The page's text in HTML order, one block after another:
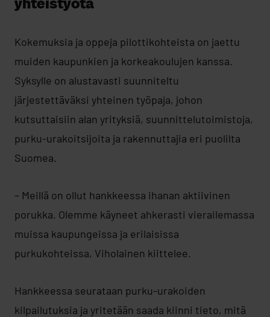
yhteistyötä
Kokemuksia ja oppeja pilottikohteista on jaettu
muiden kaupunkien ja korkeakoulujen kanssa.
Syksylle on alustavasti suunniteltu
järjestettäväksi yhteinen työpaja, johon
kutsuttaisiin alan yrityksiä, suunnittelutoimistoja,
purku-urakoitsijoita ja rakennuttajia eri puolilta
Suomea.
– Meillä on ollut hankkeessa ihanan aktiivinen
porukka. Olemme käyneet ahkerasti vierailemassa
muissa kaupungeissa ja erilaisissa
purkukohteissa, Viholainen kiittelee.
Hankkeessa seurataan purku-urakoiden
kilpailutuksia ja yritetään saada kiinni tieto, mitä